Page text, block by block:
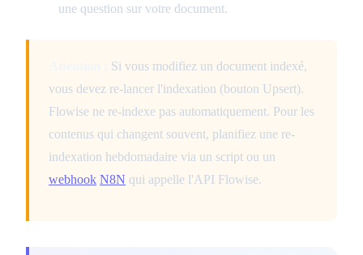
une question sur votre document.
Si vous modifiez un document indexé,
vous devez re-lancer l'indexation (bouton Upsert).
Flowise ne re-indexe pas automatiquement. Pour les
contenus qui changent souvent, planifiez une re-
indexation hebdomadaire via un script ou un
webhook N8N qui appelle l'API Flowise.